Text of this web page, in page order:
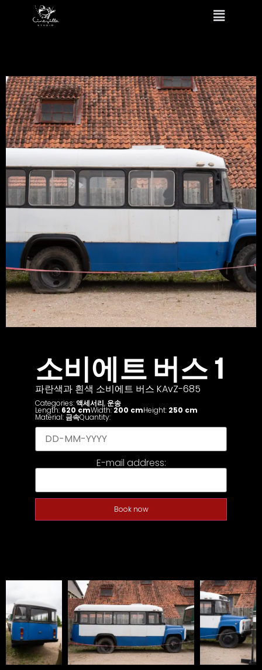
소비에트 버스 1
파란색과 흰색 소비에트 버스 KAvZ-685
Categories:액세서리,운송
Length: 620 cmWidth:200 cmHeight: 250 cm
Material:금속Quantity:
E-mail address:
Book now